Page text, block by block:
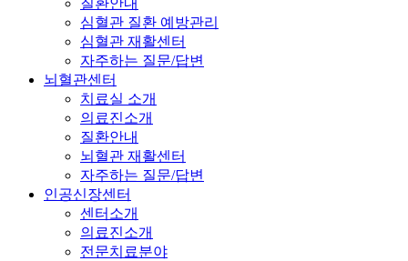
심혈관 질환 예방관리
심혈관 재활센터
자주하는 질문/답변
뇌혈관센터
치료실 소개
의료진소개
질환안내
뇌혈관 재활센터
자주하는 질문/답변
인공신장센터
센터소개
의료진소개
전문치료분야